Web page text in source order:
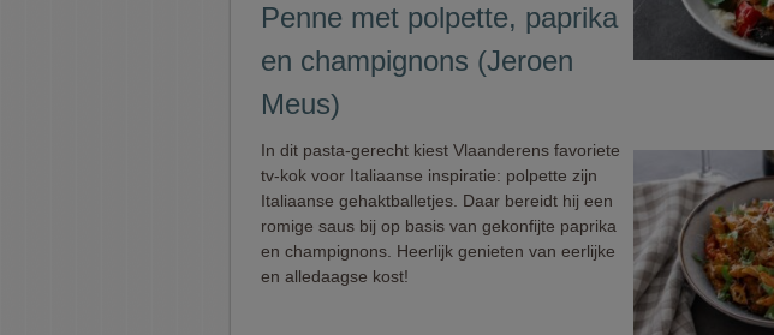
Penne met polpette, paprika
en champignons (Jeroen
Meus)
In dit pasta-gerecht kiest Vlaanderens favoriete
tv-kok voor Italiaanse inspiratie: polpette zijn
Italiaanse gehaktballetjes. Daar bereidt hij een
romige saus bij op basis van gekonfijte paprika
en champignons. Heerlijk genieten van eerlijke
en alledaagse kost!